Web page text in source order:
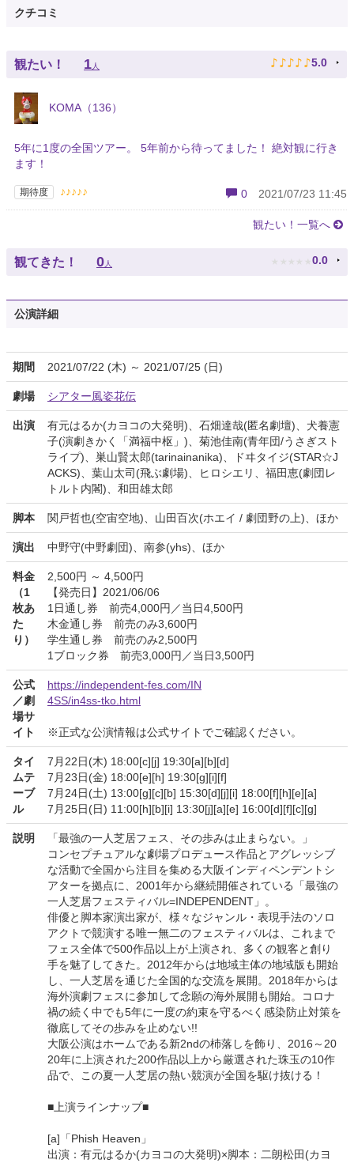
クチコミ
観たい！ 1人 ♪ ♪ ♪ ♪ ♪ 5.0
KOMA（136）
5年に1度の全国ツアー。 5年前から待ってました！ 絶対観に行き
ます！
期待度 ♪♪♪♪♪ 0 2021/07/23 11:45
観たい！一覧へ
観てきた！ 0 人 ★ ★ ★ ★ ★ 0.0
公演詳細
期間 2021/07/22 (木) ～ 2021/07/25 (日)
劇場 シアター風姿花伝
出演
有元はるか(カヨコの大発明)、石畑達哉(匿名劇壇)、犬養憲
子(演劇きかく「満福中枢」)、菊池佳南(青年団/うさぎスト
ライプ)、巣山賢太郎(tarinainanika)、ドヰタイジ(STAR☆J
ACKS)、葉山太司(飛ぶ劇場)、ヒロシエリ、福田恵(劇団レ
トルト内閣)、和田雄太郎
脚本 関戸哲也(空宙空地)、山田百次(ホエイ / 劇団野の上)、ほか
演出 中野守(中野劇団)、南参(yhs)、ほか
料金
（1
枚あ
た
り）
2,500円 ～ 4,500円
【発売日】2021/06/06
1日通し券 前売4,000円／当日4,500円
木金通し券 前売のみ3,600円
学生通し券 前売のみ2,500円
1ブロック券 前売3,000円／当日3,500円
公式
／劇
場サ
イト
https://independent-fes.com/IN
4SS/in4ss-tko.html
※正式な公演情報は公式サイトでご確認ください。
タイ
ムテ
ーブ
ル
7月22日(木) 18:00[c][j] 19:30[a][b][d]
7月23日(金) 18:00[e][h] 19:30[g][i][f]
7月24日(土) 13:00[g][c][b] 15:30[d][j][i] 18:00[f][h][e][a]
7月25日(日) 11:00[h][b][i] 13:30[j][a][e] 16:00[d][f][c][g]
説明
「最強の一人芝居フェス、その歩みは止まらない。」
コンセプチュアルな劇場プロデュース作品とアグレッシブ
な活動で全国から注目を集める大阪インディペンデントシ
アターを拠点に、2001年から継続開催されている「最強の
一人芝居フェスティバル=INDEPENDENT」。
俳優と脚本家演出家が、様々なジャンル・表現手法のソロ
アクトで競演する唯一無二のフェスティバルは、これまで
フェス全体で500作品以上が上演され、多くの観客と創り
手を魅了してきた。2012年からは地域主体の地域版も開始
し、一人芝居を通じた全国的な交流を展開。2018年からは
海外演劇フェスに参加して念願の海外展開も開始。コロナ
禍の続く中でも5年に一度の約束を守るべく感染防止対策を
徹底してその歩みを止めない!!
大阪公演はホームである新2ndの杮落しを飾り、2016～20
20年に上演された200作品以上から厳選された珠玉の10作
品で、この夏一人芝居の熱い競演が全国を駆け抜ける！
■上演ラインナップ■
[a]「Phish Heaven」
出演：有元はるか(カヨコの大発明)×脚本：二朗松田(カヨ